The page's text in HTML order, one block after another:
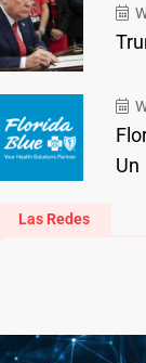
Un
Las Redes